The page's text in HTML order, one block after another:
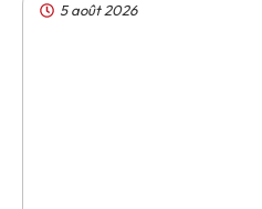
5 août 2026